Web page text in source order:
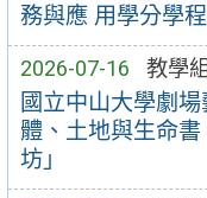
務與應 用學分學程
2026-07-16 教學組
國立中山大學劇
體、土地與生命
坊」